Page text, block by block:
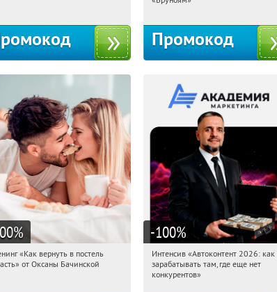
Промокод
%
11:54:40 Получили:
«Как вернуть в постель
от Оксаны Бачинской
-100%
11:54:40 Получили:
Россия
Интенсив «Автоконтент 2026: как
зарабатывать там, где еще нет
конкурентов»